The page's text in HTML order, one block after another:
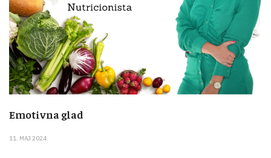
Emotivna glad
11. MAJ 2024.